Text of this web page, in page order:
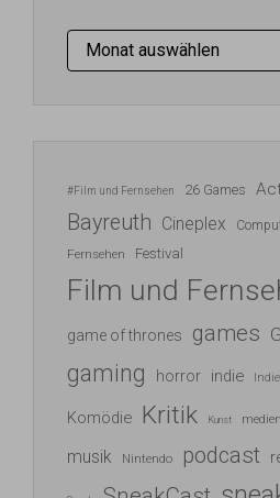
Archiv
#Film und Fernsehen 26 Games
Bayreuth Cineplex
Fernsehen Festival
Film und
game of thrones games
gaming horror indie
Komödie Kritik Kunst
musik Nintendo podcast